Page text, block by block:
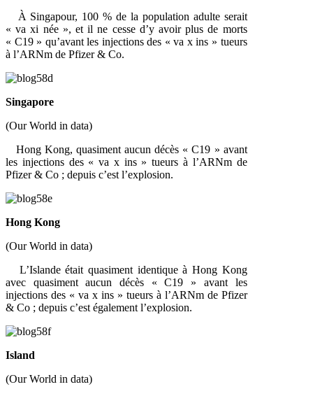
À Singapour, 100 % de la population adulte serait
« va xi née », et il ne cesse d’y avoir plus de morts
« C19 » qu’avant les injections des « va x ins » tueurs
à l’ARNm de Pfizer & Co.
Singapore
(Our World in data)
Hong Kong, quasiment aucun décès « C19 » avant
les injections des « va x ins » tueurs à l’ARNm de
Pfizer & Co ; depuis c’est l’explosion.
Hong Kong
(Our World in data)
L’Islande était quasiment identique à Hong Kong
avec quasiment aucun décès « C19 » avant les
injections des « va x ins » tueurs à l’ARNm de Pfizer
& Co ; depuis c’est également l’explosion.
Island
(Our World in data)